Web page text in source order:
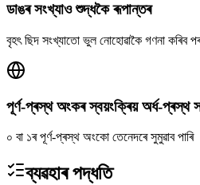
ডাঙৰ সংখ্যাও শুদ্ধকৈ ৰূপান্তৰ
বৃহৎ ছিদ সংখ্যাতো ভুল নোহোৱাকৈ গণনা কৰিব
পূৰ্ণ-প্ৰস্থ অংকৰ স্বয়ংক্ৰিয় অৰ্ধ-প্ৰস্থ
০ বা ১ৰ পূৰ্ণ-প্ৰস্থ অংকো তেনেদৰে সুমুৱাব পাৰি
ব্যৱহাৰ পদ্ধতি